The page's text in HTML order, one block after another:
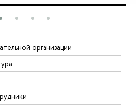
организации